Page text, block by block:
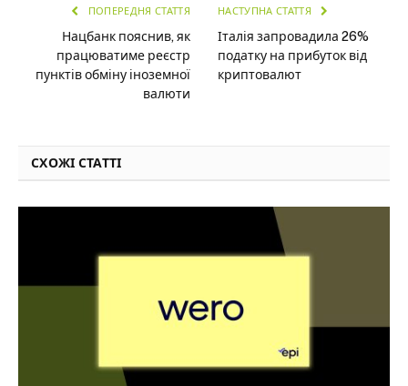
ПОПЕРЕДНЯ СТАТТЯ
Нацбанк пояснив, як
працюватиме реєстр
пунктів обміну іноземної
валюти
НАСТУПНА СТАТТЯ
Італія запровадила 26%
податку на прибуток від
криптовалют
СХОЖІ СТАТТІ